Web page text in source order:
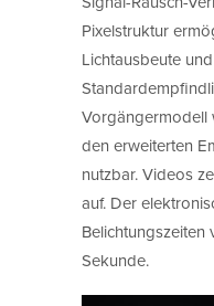
Pixelstruktur
Lichtausbeute
Vorgängermodell
den erweiterten
nutzbar. Videos
auf. Der
Belichtungszeiten
Sekunde.